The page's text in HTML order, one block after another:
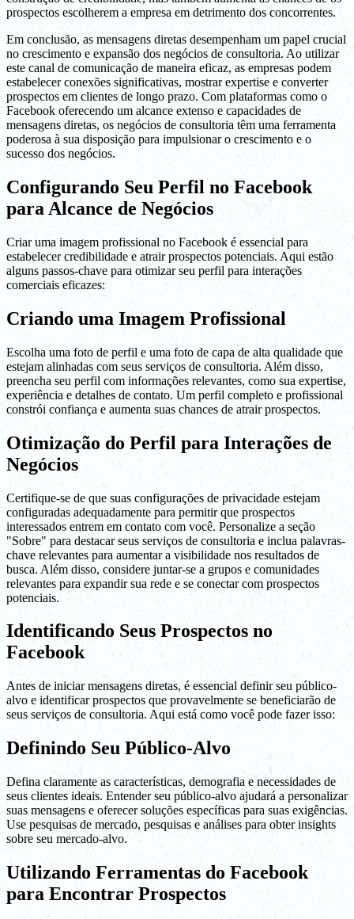
prospectos escolherem a empresa em detrimento dos concorrentes.
Em conclusão, as mensagens diretas desempenham um papel crucial
no crescimento e expansão dos negócios de consultoria. Ao utilizar
este canal de comunicação de maneira eficaz, as empresas podem
estabelecer conexões significativas, mostrar expertise e converter
prospectos em clientes de longo prazo. Com plataformas como o
Facebook oferecendo um alcance extenso e capacidades de
mensagens diretas, os negócios de consultoria têm uma ferramenta
poderosa à sua disposição para impulsionar o crescimento e o
sucesso dos negócios.
Configurando Seu Perfil no Facebook
para Alcance de Negócios
Criar uma imagem profissional no Facebook é essencial para
estabelecer credibilidade e atrair prospectos potenciais. Aqui estão
alguns passos-chave para otimizar seu perfil para interações
comerciais eficazes:
Criando uma Imagem Profissional
Escolha uma foto de perfil e uma foto de capa de alta qualidade que
estejam alinhadas com seus serviços de consultoria. Além disso,
preencha seu perfil com informações relevantes, como sua expertise,
experiência e detalhes de contato. Um perfil completo e profissional
constrói confiança e aumenta suas chances de atrair prospectos.
Otimização do Perfil para Interações de
Negócios
Certifique-se de que suas configurações de privacidade estejam
configuradas adequadamente para permitir que prospectos
interessados entrem em contato com você. Personalize a seção
"Sobre" para destacar seus serviços de consultoria e inclua palavras-
chave relevantes para aumentar a visibilidade nos resultados de
busca. Além disso, considere juntar-se a grupos e comunidades
relevantes para expandir sua rede e se conectar com prospectos
potenciais.
Identificando Seus Prospectos no
Facebook
Antes de iniciar mensagens diretas, é essencial definir seu público-
alvo e identificar prospectos que provavelmente se beneficiarão de
seus serviços de consultoria. Aqui está como você pode fazer isso:
Definindo Seu Público-Alvo
Defina claramente as características, demografia e necessidades de
seus clientes ideais. Entender seu público-alvo ajudará a personalizar
suas mensagens e oferecer soluções específicas para suas exigências.
Use pesquisas de mercado, pesquisas e análises para obter insights
sobre seu mercado-alvo.
Utilizando Ferramentas do Facebook
para Encontrar Prospectos